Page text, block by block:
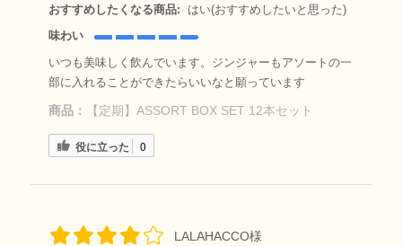
おすすめしたくなる商品:
はい(おすすめしたいと思った)
味わい
いつも美味しく飲んでいます。ジンジャーもアソートの一
部に入れることができたらいいなと願っています
商品： 【定期】ASSORT BOX SET 12本セット
役に立った 0
LALAHACCO様